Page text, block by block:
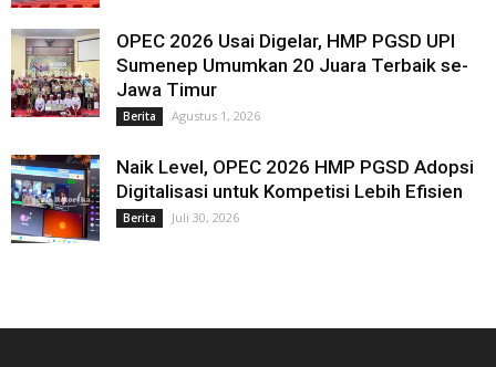
OPEC 2026 Usai Digelar, HMP PGSD UPI
Sumenep Umumkan 20 Juara Terbaik se-
Jawa Timur
Berita Agustus 1, 2026
Naik Level, OPEC 2026 HMP PGSD Adopsi
Digitalisasi untuk Kompetisi Lebih Efisien
Berita Juli 30, 2026